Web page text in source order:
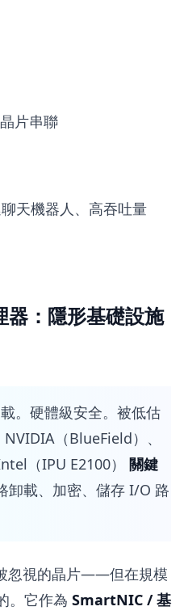
片串聯
天機器人、高吞吐量
：隱形基礎設施
。硬體級安全。被低估
NVIDIA（BlueField）、
（IPU E2100） 關鍵
卸載、加密、儲存 I/O 路
忽視的晶片——但在規模
。它作為 SmartNIC / 基